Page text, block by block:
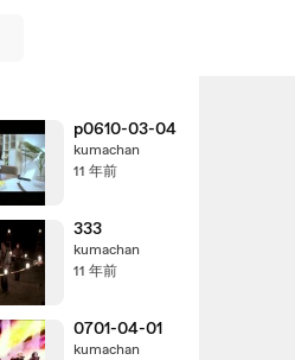
p0610-03-04
kumachan
11 年前
333
kumachan
11 年前
0701-04-01
kumachan